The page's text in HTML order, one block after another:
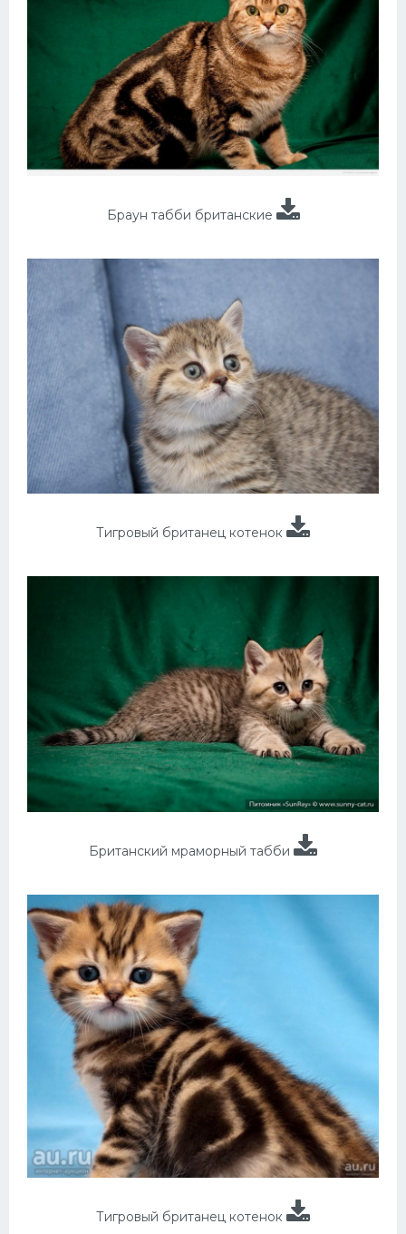
Браун табби британские
Тигровый британец котенок
Британский мраморный табби
Тигровый британец котенок